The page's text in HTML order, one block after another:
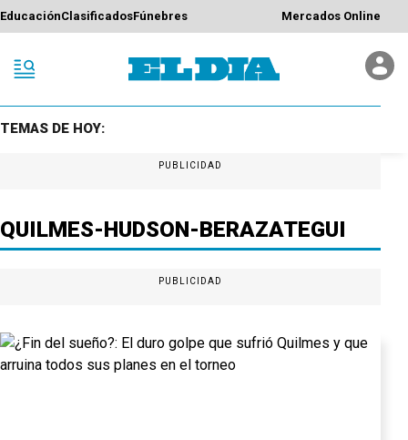
EducaciónClasificadosFúnebres Mercados Online
TEMAS DE HOY:
PUBLICIDAD
QUILMES-HUDSON-BERAZATEGUI
PUBLICIDAD